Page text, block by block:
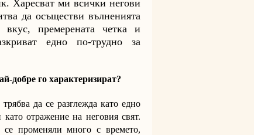
Харесват ми всички негови
да осъществи вълненията
премерената четка и
едно по-трудно за
добре го характеризират?
да се разглежда като едно
отражение на неговия свят.
променяли много с времето,